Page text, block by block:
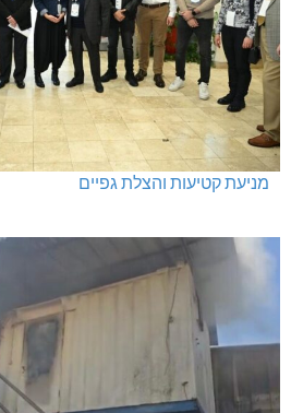
מרחב אשר: 4 צווי סגירה